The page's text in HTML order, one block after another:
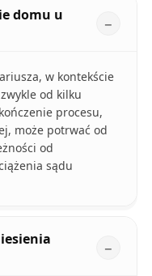
domu u
w kontekście
od kilku
procesu,
może potrwać od
od
sądu